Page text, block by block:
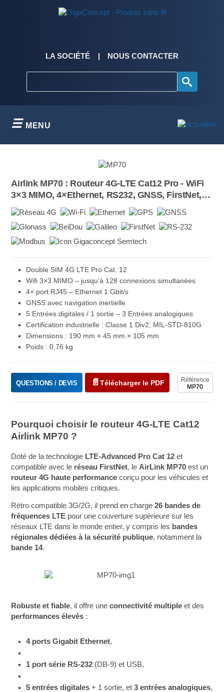
LA SOCIÉTÉ NOUS CONTACTER
MENU
Airlink MP70 : Routeur 4G-LTE Cat12 Pro - WiFi
3×3 MIMO, 4×Ethernet, RS232, GNSS, FirstNet,
IP64
Double SIM 4G LTE Pro Cat. 12
Wifi 3×3 MIMO – jusqu’à 128 connexions simultanées
4× port RJ45 – Ethernet 1 Gbit/s
GNSS avec navigation inertielle
5 Entrées digitales / 1 sortie – 3 Entrées analogiques
Certification industrielle : Classe 1 Div2, MIL-STD-810G
Dimensions : 190 mm × 45 mm × 105 mm
Poids : 0,76 kg
Référence
MP70
QUESTIONS / DEVIS Télécharger le PDF
Pourquoi choisir le routeur 4G-LTE Cat12
Airlink MP70 ?
Doté de la technologie LTE-Advanced Pro Cat 12 et
compatible avec le réseau FirstNet, le AirLink MP70 est un
routeur 4G haute performance conçu pour les véhicules et
les applications mobiles critiques.
Rétro compatible 3G/2G, il prend en charge26 bandes de
fréquences LTE pour une couverture supérieure sur les
réseaux LTE dans le monde entier, y compris les bandes
régionales dédiées à la sécurité publique, notamment la
bande 14.
Robuste et fiable, il offre uneconnectivité multiple et des
performances élevés :
4 ports Gigabit Ethernet,
1 port série RS-232 (DB-9) et USB,
5 entrées digitales + 1 sortie, et3 entrées analogiques,